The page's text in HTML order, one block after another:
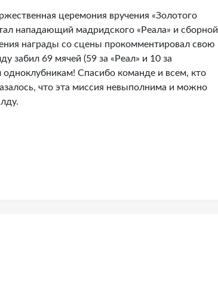
церемония вручения «Золотого
нападающий мадридского «Реала» и сборной
награды со сцены прокомментировал свою
забил 69 мячей (59 за «Реал» и 10 за
Спасибо команде и всем, кто
что эта миссия невыполнима и можно